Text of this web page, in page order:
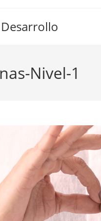
Nivel-1